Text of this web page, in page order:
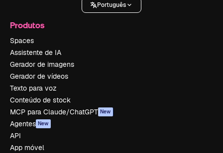
Português
Produtos
Spaces
Assistente de IA
Gerador de imagens
Gerador de vídeos
Texto para voz
Conteúdo de stock
MCP para Claude/ChatGPT New
Agentes New
API
App móvel